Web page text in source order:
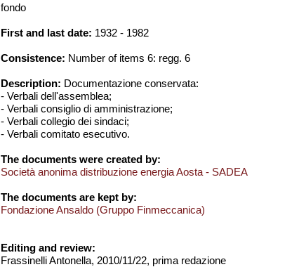
fondo
First and last date: 1932 - 1982
Consistence: Number of items 6: regg. 6
Description: Documentazione conservata:
- Verbali dell'assemblea;
- Verbali consiglio di amministrazione;
- Verbali collegio dei sindaci;
- Verbali comitato esecutivo.
The documents were created by:
Società anonima distribuzione energia Aosta - SADEA
The documents are kept by:
Fondazione Ansaldo (Gruppo Finmeccanica)
Editing and review:
Frassinelli Antonella, 2010/11/22, prima redazione